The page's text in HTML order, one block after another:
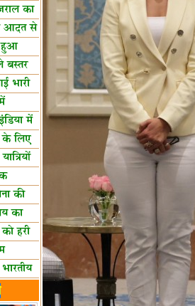
का
आदत से
हुआ
बस्तर
भारी
में
के लिए
की
का
हरी
24